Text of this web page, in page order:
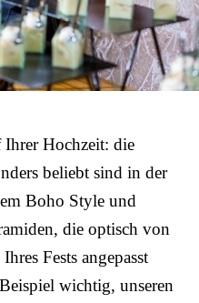
Hochzeit: die
beliebt sind in der
Boho Style und
die optisch von
Fests angepasst
wichtig, unseren